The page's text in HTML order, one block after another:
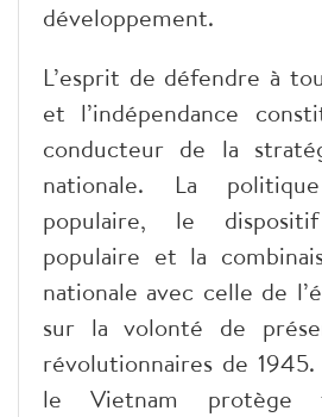
développement.
L’esprit de défendre à
et l’indépendance
conducteur de la
nationale. La
populaire, le
populaire et la
nationale avec celle de
sur la volonté de
révolutionnaires de
le Vietnam protège